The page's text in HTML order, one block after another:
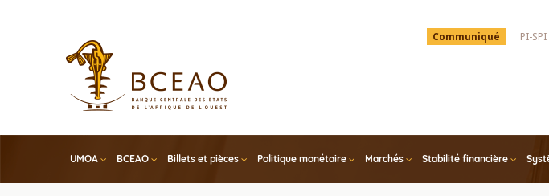
Menu
Top
Communiqué PI-SPI
UMOA BCEAO Billets et pièces Politique monétaire Marchés Stabilité financière